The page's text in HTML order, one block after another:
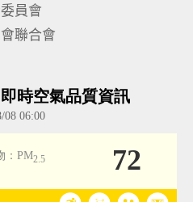
員會
聯合會